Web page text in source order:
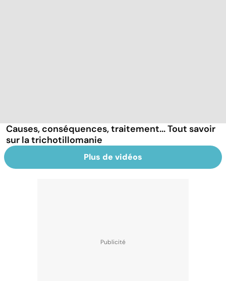
Causes, conséquences, traitement... Tout savoir
sur la trichotillomanie
Plus de vidéos